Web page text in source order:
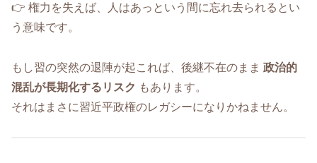
👉 権力を失えば、人はあっという間に忘れ去られるとい
う意味です。
もし習の突然の退陣が起これば、後継不在のまま 政治的
混乱が長期化するリスク もあります。
それはまさに習近平政権のレガシーになりかねません。